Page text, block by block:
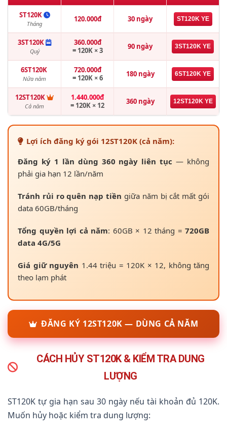
ST120K
Tháng
120.000đ 30 ngày ST120K YE
3ST120K
Quý
360.000đ
= 120K × 3
90 ngày 3ST120K YE
6ST120K
Nửa năm
720.000đ
= 120K × 6
180 ngày 6ST120K YE
12ST120K
Cả năm
1.440.000đ
= 120K × 12
360 ngày 12ST120K YE
Lợi ích đăng ký gói 12ST120K (cả năm):
Đăng ký 1 lần dùng 360 ngày liên tục — không
phải gia hạn 12 lần/năm
Tránh rủi ro quên nạp tiền giữa năm bị cắt mất gói
data 60GB/tháng
Tổng quyền lợi cả năm: 60GB × 12 tháng = 720GB
data 4G/5G
Giá giữ nguyên 1.44 triệu = 120K × 12, không tăng
theo lạm phát
ĐĂNG KÝ 12ST120K — DÙNG CẢ NĂM
CÁCH HỦY ST120K & KIỂM TRA DUNG
LƯỢNG
ST120K tự gia hạn sau 30 ngày nếu tài khoản đủ 120K.
Muốn hủy hoặc kiểm tra dung lượng: